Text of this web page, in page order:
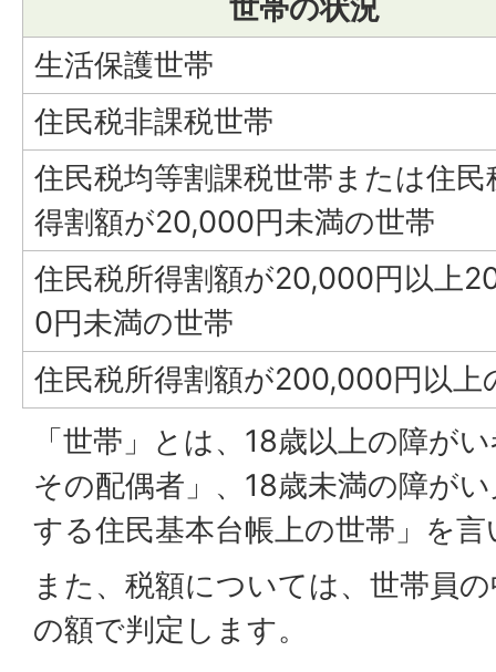
世帯の状況
生活保護世帯
住民税非課税世帯
住民税均等割課税世帯または住民
得割額が20,000円未満の世帯
住民税所得割額が20,000円以上
0円未満の世帯
住民税所得割額が200,000円以上
「世帯」とは、18歳以上の障が
その配偶者」、18歳未満の障が
する住民基本台帳上の世帯」を
また、税額については、世帯員
の額で判定します。